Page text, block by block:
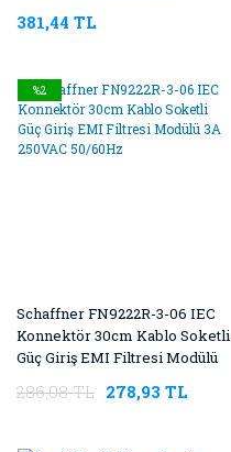
381,44 TL
%2
Schaffner FN9222R-3-06 IEC
Konnektör 30cm Kablo Soketli
Güç Giriş EMI Filtresi Modülü
286,08 TL 278,93 TL